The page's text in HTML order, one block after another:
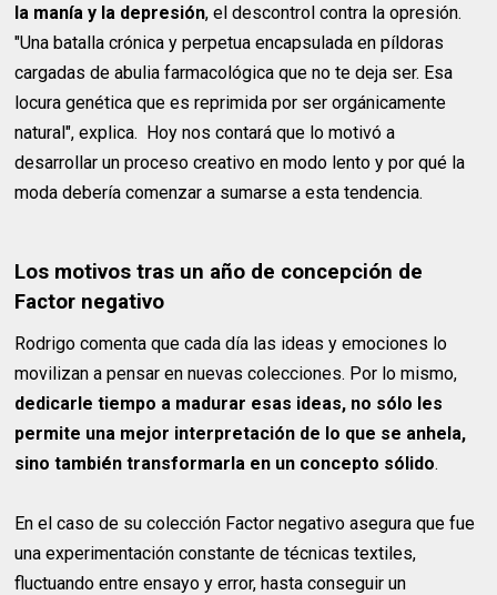
la manía y la depresión, el descontrol contra la opresión.
"Una batalla crónica y perpetua encapsulada en píldoras
cargadas de abulia farmacológica que no te deja ser. Esa
locura genética que es reprimida por ser orgánicamente
natural", explica. Hoy nos contará que lo motivó a
desarrollar un proceso creativo en modo lento y por qué la
moda debería comenzar a sumarse a esta tendencia.
Los motivos tras un año de concepción de
Factor negativo
Rodrigo comenta que cada día las ideas y emociones lo
movilizan a pensar en nuevas colecciones. Por lo mismo,
dedicarle tiempo a madurar esas ideas, no sólo les
permite una mejor interpretación de lo que se anhela,
sino también transformarla en un concepto sólido.
En el caso de su colección Factor negativo asegura que fue
una experimentación constante de técnicas textiles,
fluctuando entre ensayo y error, hasta conseguir un